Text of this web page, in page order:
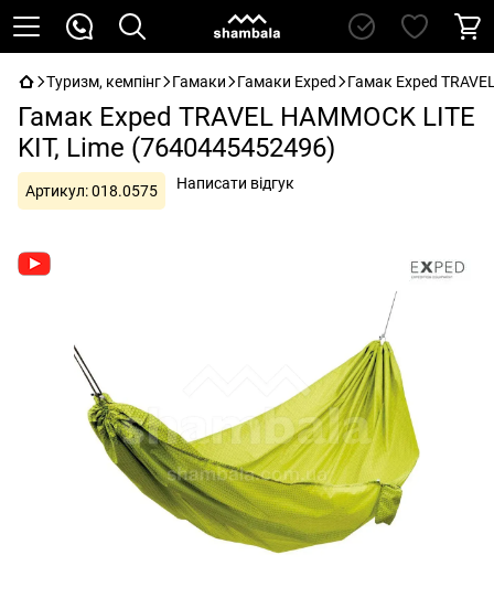
Туризм, кемпінг Гамаки Гамаки Exped Гамак Exped
Гамак Exped TRAVEL HAMMOCK LITE
KIT, Lime (7640445452496)
Артикул:018.0575 Написати відгук